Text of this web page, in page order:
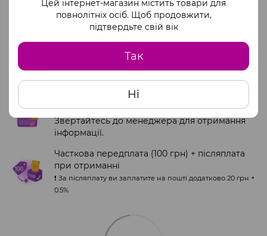
Цей інтернет-магазин містить товари для
повнолітніх осіб. Щоб продовжити,
підтвердьте свій вік
Так
Ні
Ми працюємо офіційно через ФОП
Доступні способи оплати:
Оплата на сайті через monopay
Платіжні системи Visa та Mastercard
Повна оплата за офіційними реквізитами
ФОП
Звертайтесь до менеджера для отримання
інформації.
Часткова передплата (100 грн) + післяплата
при отриманні
❗️ За післяплату ви заплатите на пошті додатково 20 грн +
0.5%